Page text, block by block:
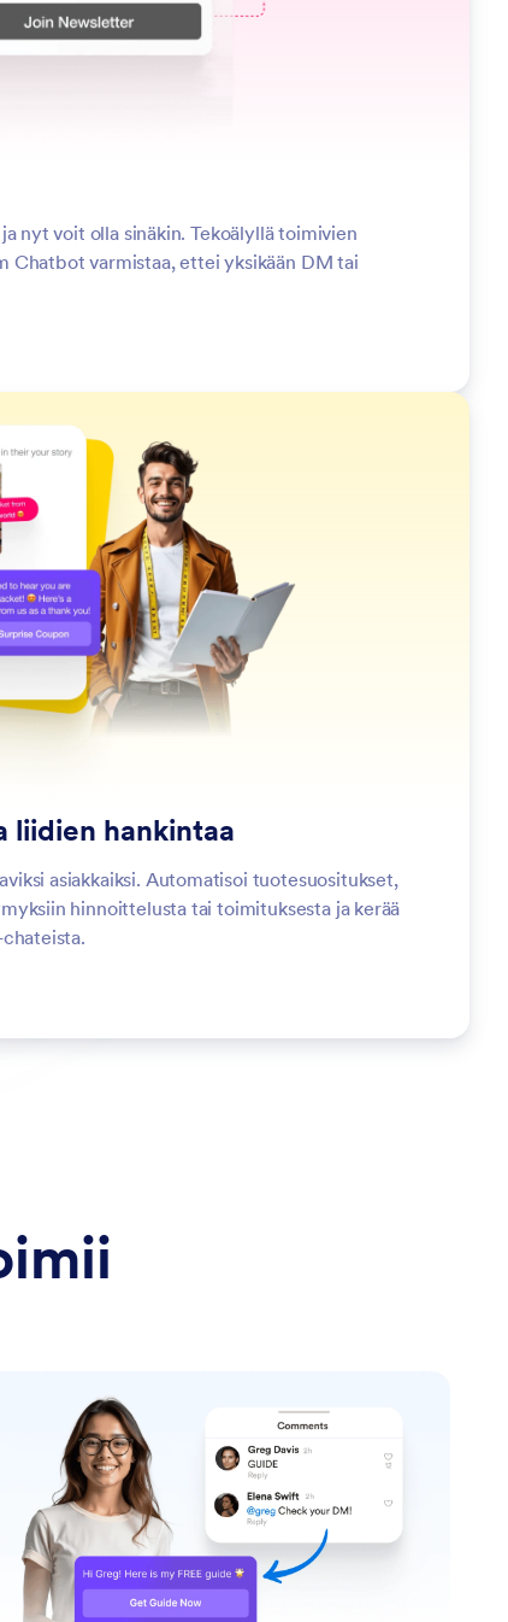
nyt voit olla sinäkin. Tekoälyllä toimivien
Chatbot varmistaa, ettei yksikään DM tai
liidien hankintaa
asiakkaiksi. Automatisoi tuotesuositukset,
hinnoittelusta tai toimituksesta ja kerää